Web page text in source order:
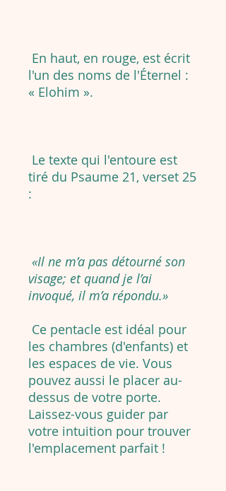
En haut, en rouge, est écrit
l'un des noms de l'Éternel :
« Elohim ».
Le texte qui l'entoure est
tiré du Psaume 21, verset 25
:
«Il ne m’a pas détourné son
visage; et quand je l’ai
invoqué, il m’a répondu.»
Ce pentacle est idéal pour
les chambres (d'enfants) et
les espaces de vie. Vous
pouvez aussi le placer au-
dessus de votre porte.
Laissez-vous guider par
votre intuition pour trouver
l'emplacement parfait !